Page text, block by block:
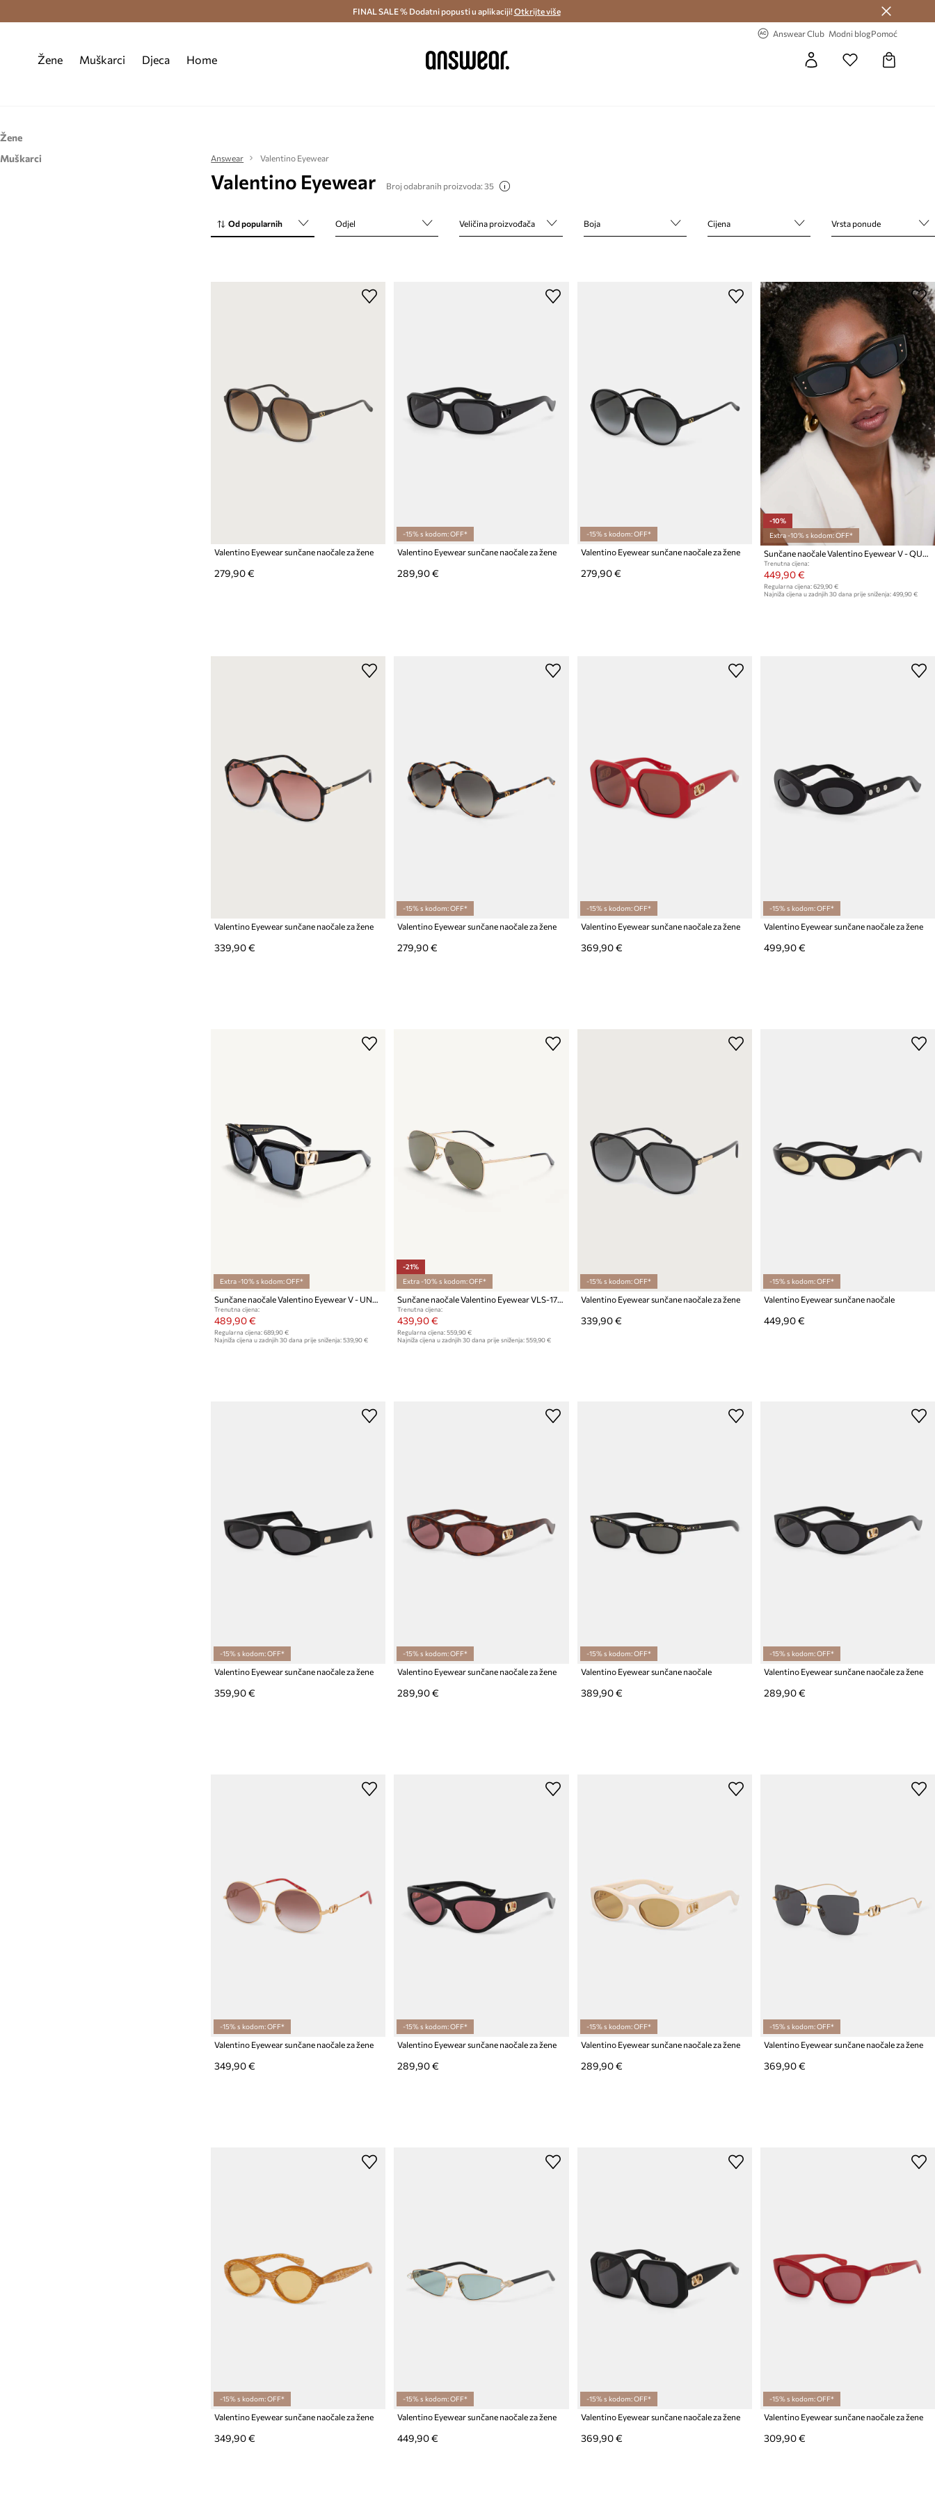
Besplatna dostava i povrat (od 70€) > Dostava u roku 48 sati >
FINAL SALE % Dodatni popusti u aplikaciji!Otkrijte više
Answear Club Modni blogPomoć
Žene Muškarci Djeca Home
Žene
Dodaci
Muškarci
Answear Valentino Eyewear
Valentino Eyewear Broj odabranih proizvoda: 35
Od popularnih Odjel Veličina proizvođača Boja Cijena Vrsta ponude
Valentino Eyewear sunčane naočale za žene
279,90 €
-15% s kodom: OFF*
Valentino Eyewear sunčane naočale za žene
289,90 €
-15% s kodom: OFF*
Valentino Eyewear sunčane naočale za žene
279,90 €
-10%
Extra -10% s kodom: OFF*
Sunčane naočale Valentino Eyewear V - QUATTRO
Trenutna cijena:
449,90 €
Regularna cijena: 629,90 €
Najniža cijena u zadnjih 30 dana prije sniženja: 499,90 €
Valentino Eyewear sunčane naočale za žene
339,90 €
-15% s kodom: OFF*
Valentino Eyewear sunčane naočale za žene
279,90 €
-15% s kodom: OFF*
Valentino Eyewear sunčane naočale za žene
369,90 €
-15% s kodom: OFF*
Valentino Eyewear sunčane naočale za žene
499,90 €
Extra -10% s kodom: OFF*
Trenutna cijena:
489,90 €
Regularna cijena: 689,90 €
Najniža cijena u zadnjih 30 dana prije sniženja: 539,90 €
-21%
Extra -10% s kodom: OFF*
Trenutna cijena:
439,90 €
Regularna cijena: 559,90 €
Najniža cijena u zadnjih 30 dana prije sniženja: 559,90 €
-15% s kodom: OFF*
Valentino Eyewear sunčane naočale za žene
339,90 €
-15% s kodom: OFF*
Valentino Eyewear sunčane naočale
449,90 €
-15% s kodom: OFF*
Valentino Eyewear sunčane naočale za žene
359,90 €
-15% s kodom: OFF*
Valentino Eyewear sunčane naočale za žene
289,90 €
-15% s kodom: OFF*
Valentino Eyewear sunčane naočale
389,90 €
-15% s kodom: OFF*
Valentino Eyewear sunčane naočale za žene
289,90 €
-15% s kodom: OFF*
Valentino Eyewear sunčane naočale za žene
349,90 €
-15% s kodom: OFF*
Valentino Eyewear sunčane naočale za žene
289,90 €
-15% s kodom: OFF*
Valentino Eyewear sunčane naočale za žene
289,90 €
-15% s kodom: OFF*
Valentino Eyewear sunčane naočale za žene
369,90 €
-15% s kodom: OFF*
Valentino Eyewear sunčane naočale za žene
349,90 €
-15% s kodom: OFF*
Valentino Eyewear sunčane naočale za žene
449,90 €
-15% s kodom: OFF*
Valentino Eyewear sunčane naočale za žene
369,90 €
-15% s kodom: OFF*
Valentino Eyewear sunčane naočale za žene
309,90 €